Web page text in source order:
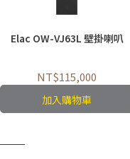
Elac OW-VJ63L 壁掛喇叭
NT$115,000
加入購物車